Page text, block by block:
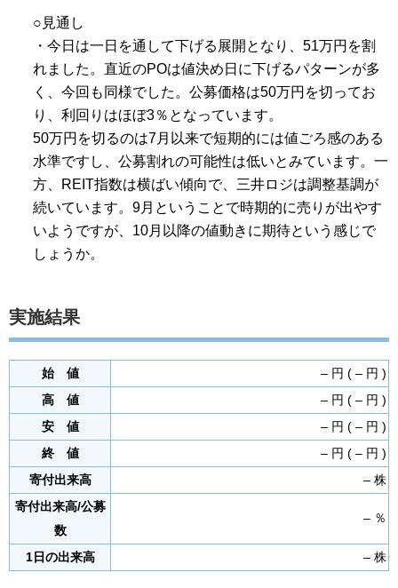
○見通し
・今日は一日を通して下げる展開となり、51万円を割
れました。直近のPOは値決め日に下げるパターンが多
く、今回も同様でした。公募価格は50万円を切ってお
り、利回りはほぼ3％となっています。
50万円を切るのは7月以来で短期的には値ごろ感のある
水準ですし、公募割れの可能性は低いとみています。一
方、REIT指数は横ばい傾向で、三井ロジは調整基調が
続いています。9月ということで時期的に売りが出やす
いようですが、10月以降の値動きに期待という感じで
しょうか。
実施結果
始 値
– 円 ( – 円 )
高 値
– 円 ( – 円 )
安 値
– 円 ( – 円 )
終 値
– 円 ( – 円 )
寄付出来高
– 株
寄付出来高/公募
数
– ％
1日の出来高 – 株